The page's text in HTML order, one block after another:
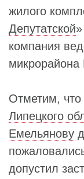
жилого
Депутатской
компания
микрорайона
Отметим, что
Липецкого
Емельянову
допустил